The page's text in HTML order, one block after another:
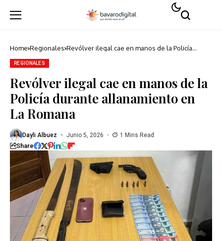
Home Regionales Revólver ilegal cae en manos de la Policía
REGIONALES
Revólver ilegal cae en manos de la
Policía durante allanamiento en
La Romana
Dayli Albuez Junio 5, 2026 1 Mins Read
Share